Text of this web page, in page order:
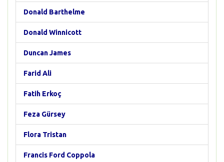
Donald Barthelme
Donald Winnicott
Duncan James
Farid Ali
Fatih Erkoç
Feza Gürsey
Flora Tristan
Francis Ford Coppola